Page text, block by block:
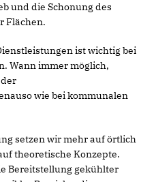
und die Schonung des
Flächen.
ist wichtig bei
Wann immer möglich,
wie bei kommunalen
setzen wir mehr auf örtlich
theoretische Konzepte.
Bereitstellung gekühlter